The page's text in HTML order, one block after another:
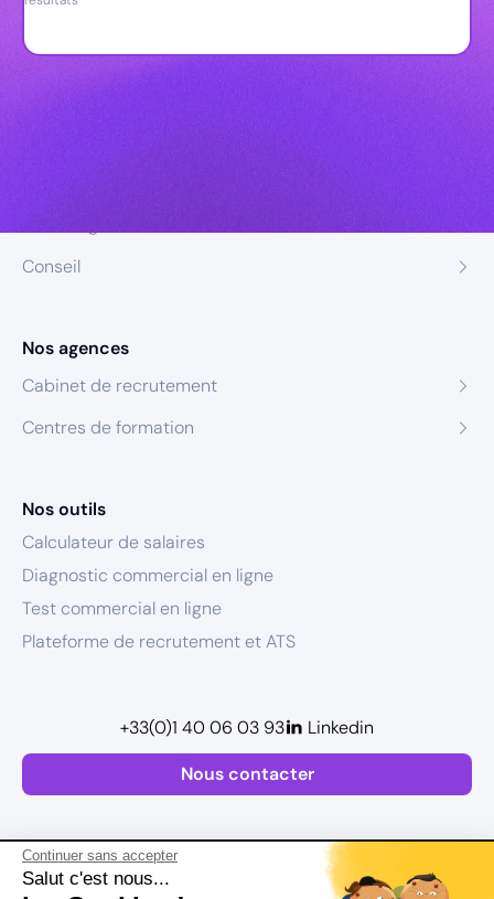
Continuer sans accepter
Salut c'est nous...
Conseil
Nos agences
Cabinet de recrutement
Centres de formation
Nos outils
Calculateur de salaires
Diagnostic commercial en ligne
Test commercial en ligne
Plateforme de recrutement et ATS
Nous contacter
+33(0)1 40 06 03 93 Linkedin